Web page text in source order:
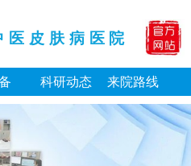
医皮肤病医院
科研动态 来院路线